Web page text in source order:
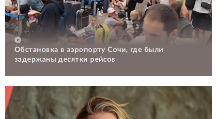
Обстановка в аэропорту Сочи, где были
задержаны десятки рейсов